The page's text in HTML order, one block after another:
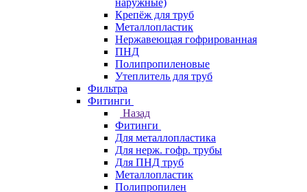
наружные)
Крепёж для труб
Металлопластик
Нержавеющая гофрированная
ПНД
Полипропиленовые
Утеплитель для труб
Фильтра
Фитинги
Назад
Фитинги
Для металлопластика
Для нерж. гофр. трубы
Для ПНД труб
Металлопластик
Полипропилен